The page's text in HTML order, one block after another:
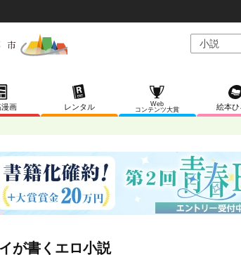
画 レンタル
Web
コンテンツ大賞
絵本ひ
が書くエロ小説